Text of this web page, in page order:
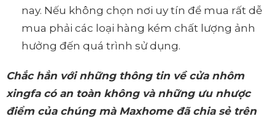
nay. Nếu không chọn nơi uy tín để mua rất dễ
mua phải các loại hàng kém chất lượng ảnh
hưởng đến quá trình sử dụng.
Chắc hẳn với những thông tin về cửa nhôm
xingfa có an toàn không và những ưu nhược
điểm của chúng mà Maxhome đã chia sẻ trên